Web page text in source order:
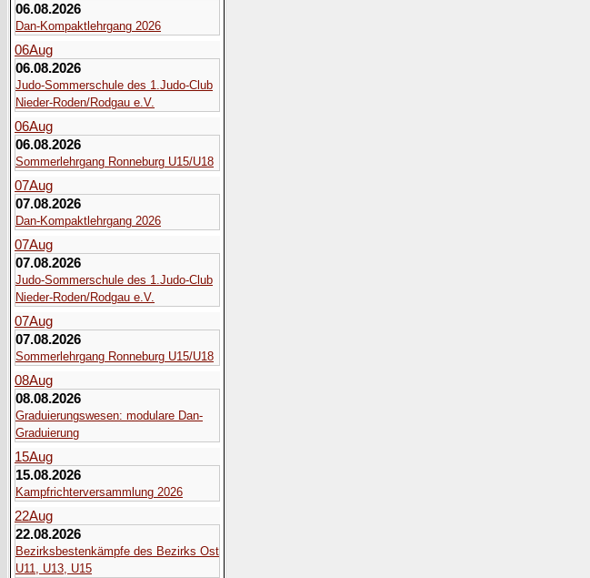
06.08.2026
Dan-Kompaktlehrgang 2026
06Aug
06.08.2026
Judo-Sommerschule des 1.Judo-Club
Nieder-Roden/Rodgau e.V.
06Aug
06.08.2026
Sommerlehrgang Ronneburg U15/U18
07Aug
07.08.2026
Dan-Kompaktlehrgang 2026
07Aug
07.08.2026
Judo-Sommerschule des 1.Judo-Club
Nieder-Roden/Rodgau e.V.
07Aug
07.08.2026
Sommerlehrgang Ronneburg U15/U18
08Aug
08.08.2026
Graduierungswesen: modulare Dan-
Graduierung
15Aug
15.08.2026
Kampfrichterversammlung 2026
22Aug
22.08.2026
Bezirksbestenkämpfe des Bezirks Ost
U11, U13, U15